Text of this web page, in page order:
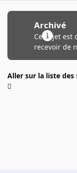
Archivé
Ce sujet est
recevoir de
Aller sur la liste des